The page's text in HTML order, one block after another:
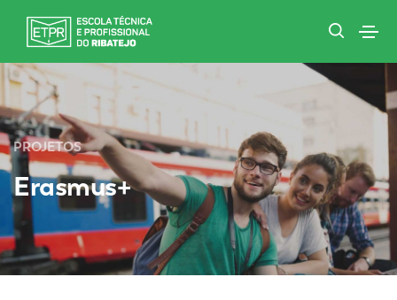
PROJETOS
Erasmus+